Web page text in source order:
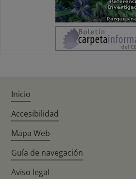
Inicio
Accesibilidad
Mapa Web
Guía de navegación
Aviso legal